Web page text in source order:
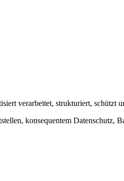
verarbeitet, strukturiert, schützt
konsequentem Datenschutz,